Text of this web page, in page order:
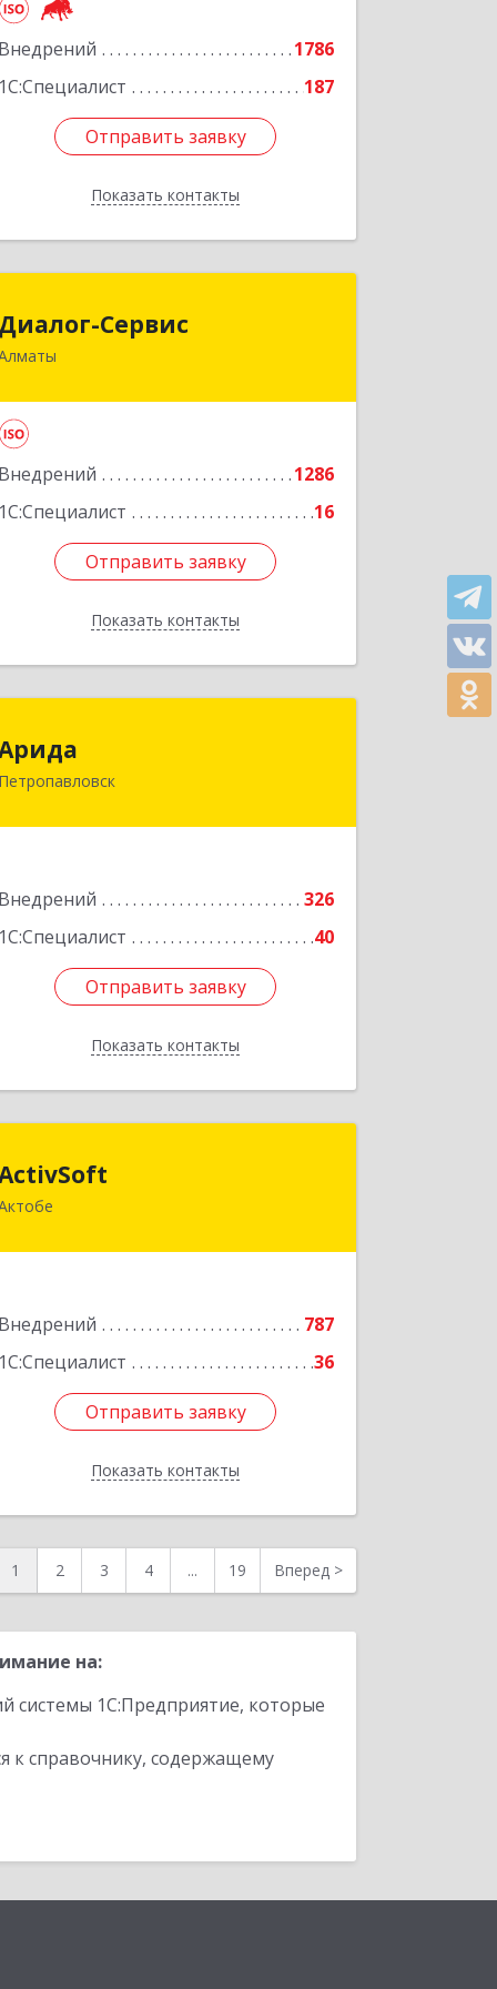
Внедрений
1786
1С:Специалист
187
Отправить заявку
Показать контакты
Отправить заявку
Назад
Диалог-Сервис
Внедрений
1286
1С:Специалист
16
Отправить заявку
Показать контакты
050057, Республика Казахстан, г.
Отправить заявку
Назад
Петропавловск
Внедрений
326
1С:Специалист
40
Отправить заявку
Показать контакты
Подробнее
Отправить заявку
Назад
Внедрений
787
1С:Специалист
36
Отправить заявку
Показать контакты
Казахстан, город Актобе, проспект
Отправить заявку
Назад
1 2 3 4 ... 19 Вперед >
на:
системы 1С:Предприятие, которые
к справочнику, содержащему